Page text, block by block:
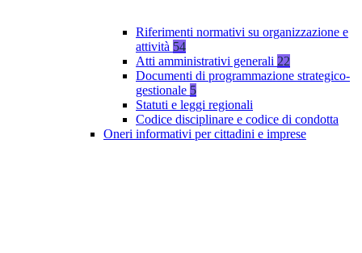
Riferimenti normativi su organizzazione e
attività 54
Atti amministrativi generali 22
Documenti di programmazione strategico-
gestionale 5
Statuti e leggi regionali
Codice disciplinare e codice di condotta
Oneri informativi per cittadini e imprese